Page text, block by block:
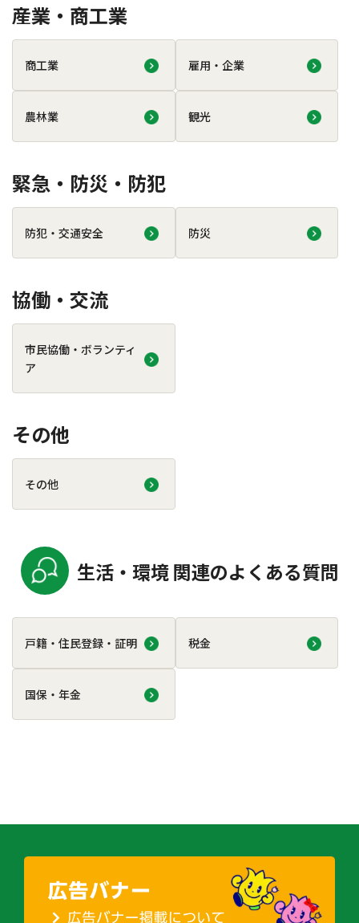
産業・商工業
商工業 雇用・企業
農林業 観光
緊急・防災・防犯
防犯・交通安全 防災
協働・交流
市民協働・ボランティ
ア
その他
その他
生活・環境 関連のよくある質問
戸籍・住民登録・証明 税金
国保・年金